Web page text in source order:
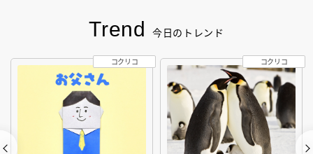
Trend 今日のトレンド
コクリコ コクリコ